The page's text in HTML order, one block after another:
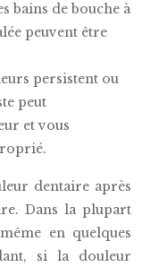
bains de bouche à
peuvent être
persistent ou
peut
et vous
dentaire après
Dans la plupart
en quelques
si la douleur